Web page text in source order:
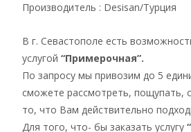
Производитель : Desisan/Турция
В г. Севастополе есть
услугой “Примерочная”.
По запросу мы привозим до 5
сможете рассмотреть, пощупать,
то, что Вам действительно
Для того, что- бы заказать услугу